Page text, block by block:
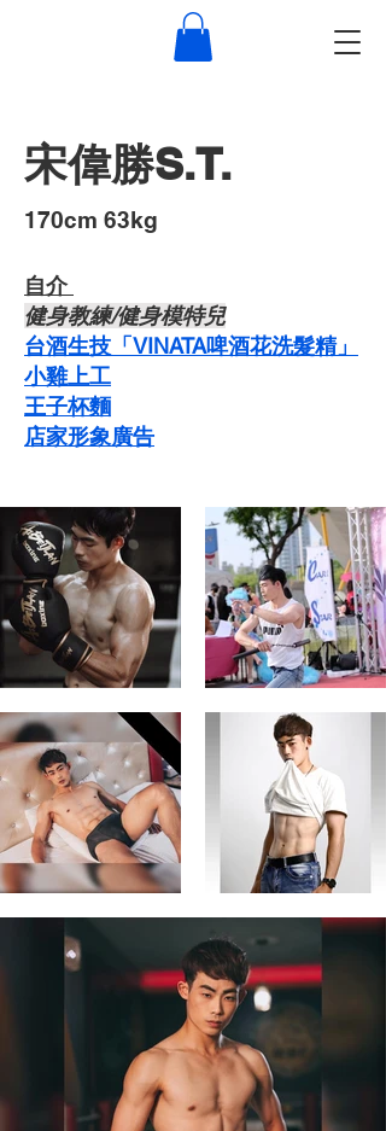
宋偉勝S.T.
​170cm 63kg
自介 ​
​健身教練/健身模特兒
台酒生技「VINATA啤酒花洗髮精」
​小雞上工
​王子杯麵
​店家形象廣告